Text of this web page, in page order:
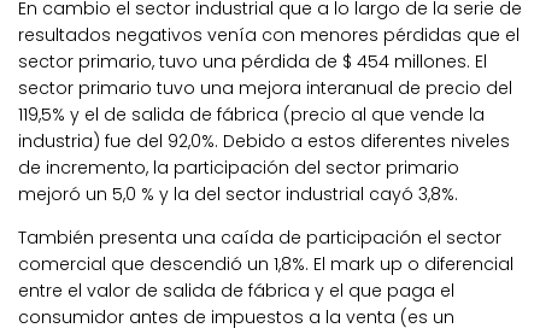
En cambio el sector industrial que a lo largo de la serie de
resultados negativos venía con menores pérdidas que el
sector primario, tuvo una pérdida de $ 454 millones. El
sector primario tuvo una mejora interanual de precio del
119,5% y el de salida de fábrica (precio al que vende la
industria) fue del 92,0%. Debido a estos diferentes niveles
de incremento, la participación del sector primario
mejoró un 5,0 % y la del sector industrial cayó 3,8%.
También presenta una caída de participación el sector
comercial que descendió un 1,8%. El mark up o diferencial
entre el valor de salida de fábrica y el que paga el
consumidor antes de impuestos a la venta (es un